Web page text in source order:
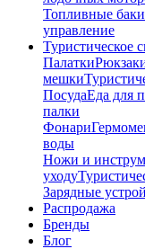
Топливные баки
управление
Туристическое
Палатки
мешки
ПосудаЕда для
палки
Фонари
воды
Ножи и
уходу
Зарядные
Распродажа
Бренды
Блог